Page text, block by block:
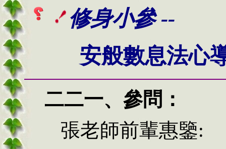
修身小參 --
安般數息法心
二二一、 參問：
張老師前輩惠鑒: